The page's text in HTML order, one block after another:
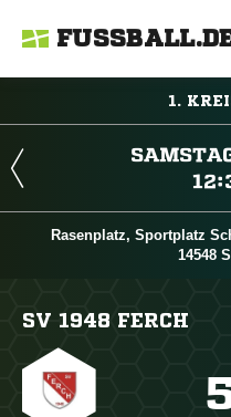
1.
Rasenplatz, Sportplatz
14548
SV 1948 FERCH